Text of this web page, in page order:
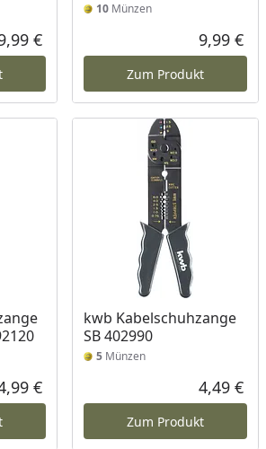
Aktueller Preis
€
10Münzen
9,99 €
Zum Produkt
Aktueller Preis
€
kwb Kabelschuhzange
SB 402990
5Münzen
4,49 €
Zum Produkt